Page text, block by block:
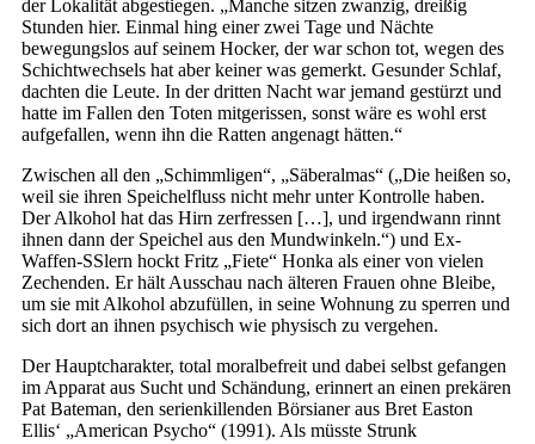
der Lokalität abgestiegen. „Manche sitzen zwanzig, dreißig
Stunden hier. Einmal hing einer zwei Tage und Nächte
bewegungslos auf seinem Hocker, der war schon tot, wegen des
Schichtwechsels hat aber keiner was gemerkt. Gesunder Schlaf,
dachten die Leute. In der dritten Nacht war jemand gestürzt und
hatte im Fallen den Toten mitgerissen, sonst wäre es wohl erst
aufgefallen, wenn ihn die Ratten angenagt hätten.“
Zwischen all den „Schimmligen“, „Säberalmas“ („Die heißen so,
weil sie ihren Speichelfluss nicht mehr unter Kontrolle haben.
Der Alkohol hat das Hirn zerfressen […], und irgendwann rinnt
ihnen dann der Speichel aus den Mundwinkeln.“) und Ex-
Waffen-SSlern hockt Fritz „Fiete“ Honka als einer von vielen
Zechenden. Er hält Ausschau nach älteren Frauen ohne Bleibe,
um sie mit Alkohol abzufüllen, in seine Wohnung zu sperren und
sich dort an ihnen psychisch wie physisch zu vergehen.
Der Hauptcharakter, total moralbefreit und dabei selbst gefangen
im Apparat aus Sucht und Schändung, erinnert an einen prekären
Pat Bateman, den serienkillenden Börsianer aus Bret Easton
Ellis‘ „American Psycho“ (1991). Als müsste Strunk